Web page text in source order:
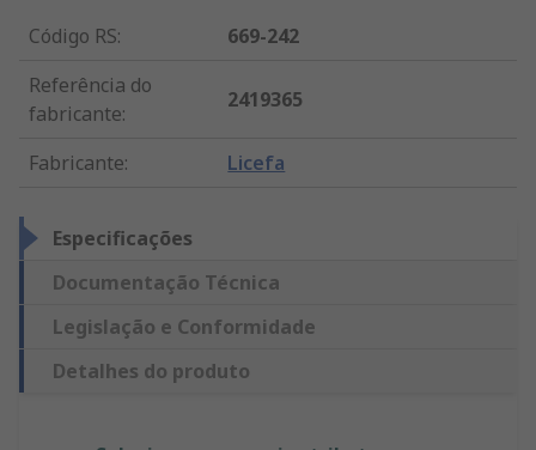
Código RS:
669-242
Referência do
fabricante:
2419365
Fabricante: Licefa
Especificações
Documentação Técnica
Legislação e Conformidade
Detalhes do produto